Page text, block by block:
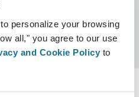
personalize your browsing
all," you agree to our use
and Cookie Policy to
搜索